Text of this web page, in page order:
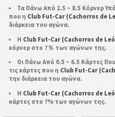
Τα Πάνω Από 2.5 ~ 8.5 Κόρνερ
που η Club Fut-Car (Cachorros de
διάρκεια του αγώνα.
Η Club Fut-Car (Cachorros de
κόρνερ στο ?％ των αγώνων της.
Οι Πάνω Από 0.5 ~ 6.5 Κάρτες
τις κάρτες που η Club Fut-Car
την διάρκεια του αγώνα.
Η Club Fut-Car (Cachorros de
κάρτες στο ?% των αγώνων της.